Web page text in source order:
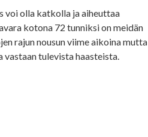
voi olla katkolla ja aiheuttaa
kotona 72 tunniksi on meidän
rajun nousun viime aikoina mutta
vastaan tulevista haasteista.